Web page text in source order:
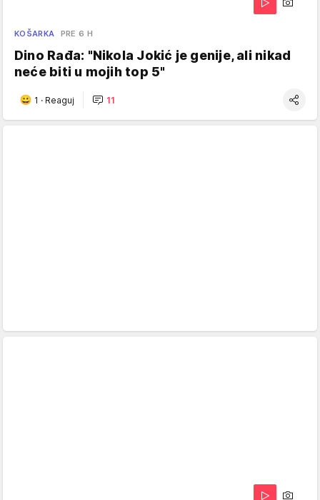
KOŠARKA PRE 6 H
Dino Rađa: "Nikola Jokić je genije, ali nikad
neće biti u mojih top 5"
1 · Reaguj 11